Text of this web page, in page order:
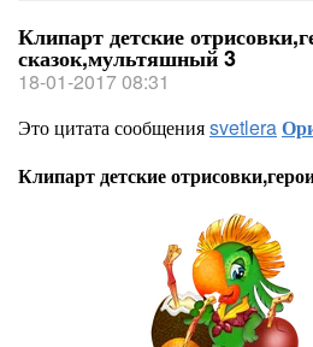
Клипарт детские
сказок,мультяшный 3
18-01-2017 08:31
Это цитата сообщенияsvetlera
Клипарт детские